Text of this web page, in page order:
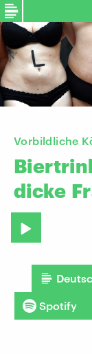
Vorbildliche
dicke
Spotify